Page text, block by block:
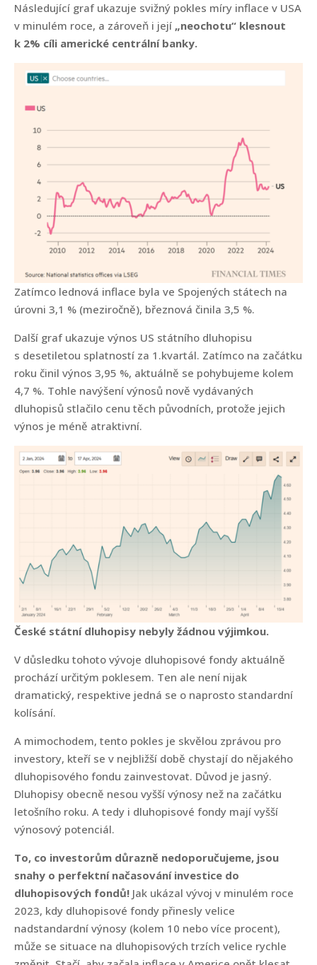
Následující graf ukazuje svižný pokles míry inflace v USA
v minulém roce, a zároveň i její „neochotu“ klesnout
k 2% cíli americké centrální banky.
Zatímco lednová inflace byla ve Spojených státech na
úrovni 3,1 % (meziročně), březnová činila 3,5 %.
Další graf ukazuje výnos US státního dluhopisu
s desetiletou splatností za 1.kvartál. Zatímco na začátku
roku činil výnos 3,95 %, aktuálně se pohybujeme kolem
4,7 %. Tohle navýšení výnosů nově vydávaných
dluhopisů stlačilo cenu těch původních, protože jejich
výnos je méně atraktivní.
České státní dluhopisy nebyly žádnou výjimkou.
V důsledku tohoto vývoje dluhopisové fondy aktuálně
prochází určitým poklesem. Ten ale není nijak
dramatický, respektive jedná se o naprosto standardní
kolísání.
A mimochodem, tento pokles je skvělou zprávou pro
investory, kteří se v nejbližší době chystají do nějakého
dluhopisového fondu zainvestovat. Důvod je jasný.
Dluhopisy obecně nesou vyšší výnosy než na začátku
letošního roku. A tedy i dluhopisové fondy mají vyšší
výnosový potenciál.
To, co investorům důrazně nedoporučujeme, jsou
snahy o perfektní načasování investice do
dluhopisových fondů! Jak ukázal vývoj v minulém roce
2023, kdy dluhopisové fondy přinesly velice
nadstandardní výnosy (kolem 10 nebo více procent),
může se situace na dluhopisových trzích velice rychle